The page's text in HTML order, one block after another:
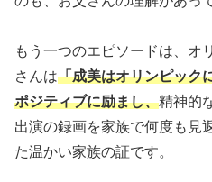
もう一つのエピソードは、オ
さんは「成美はオリンピック
ポジティブに励まし、精神的
出演の録画を家族で何度も見
た温かい家族の証です。